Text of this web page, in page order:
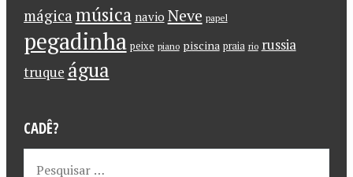
mágica música navio Neve papel
pegadinha peixe piano piscina praia rio russia
truque água
CADÊ?